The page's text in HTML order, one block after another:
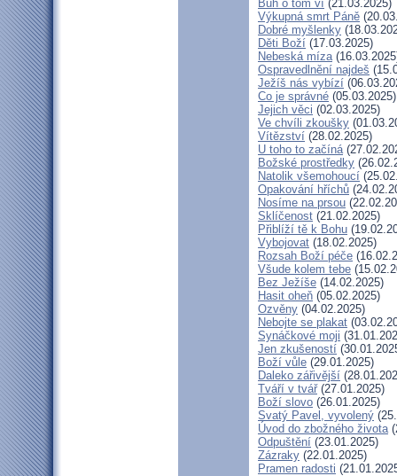
Bůh o tom ví (21.03.2025)
Výkupná smrt Páně
Dobré myšlenky
Děti Boží (17.03.2025)
Nebeská míza
Ospravedlnění najdeš
Ježíš nás vybízí
Co je správné (05.03.2025)
Jejich věci (02.03.2025)
Ve chvíli zkoušky
Vítězství (28.02.2025)
U toho to začíná
Božské prostředky
Natolik všemohoucí
Opakování hříchů
Nosíme na prsou
Sklíčenost (21.02.2025)
Přiblíží tě k Bohu
Vybojovat (18.02.2025)
Rozsah Boží péče
Všude kolem tebe
Bez Ježíše (14.02.2025)
Hasit oheň (05.02.2025)
Ozvěny (04.02.2025)
Nebojte se plakat
Synáčkové moji
Jen zkušeností
Boží vůle (29.01.2025)
Daleko zářivější
Tváří v tvář(27.01.2025)
Boží slovo (26.01.2025)
Svatý Pavel, vyvolený
Úvod do zbožného života
Odpuštění (23.01.2025)
Zázraky (22.01.2025)
Pramen radosti